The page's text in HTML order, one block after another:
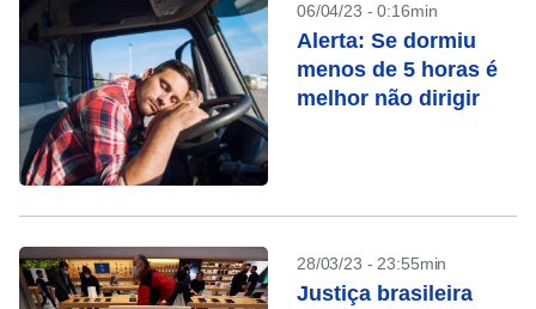
06/04/23 - 0:16min
Alerta: Se dormiu
menos de 5 horas é
melhor não dirigir
28/03/23 - 23:55min
Justiça brasileira